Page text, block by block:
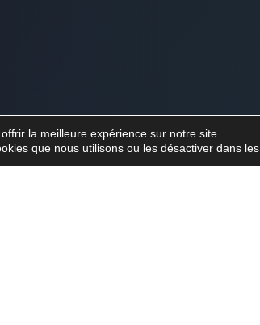
la meilleure expérience sur notre site.
que nous utilisons ou les désactiver dans les